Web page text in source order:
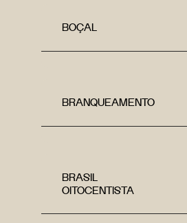
BOÇAL
BRANQUEAMENTO
BRASIL
OITOCENTISTA